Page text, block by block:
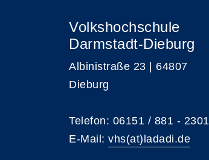
Volkshochschule
Darmstadt-Dieburg
Albinistraße 23 | 64807
Dieburg
Telefon: 06151 / 881 - 2301
E-Mail: vhs(at)ladadi.de